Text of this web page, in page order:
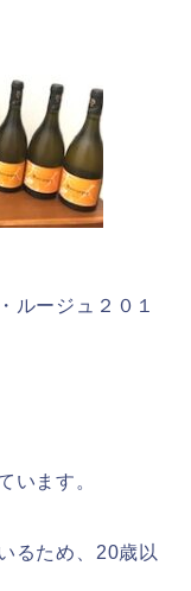
ルージュ２０１
い ます。
るため、20歳以